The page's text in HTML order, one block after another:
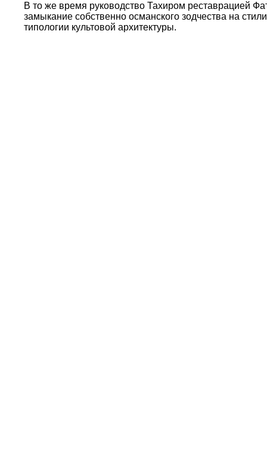
В то же время руководство Тахиром реставрацией
замыкание собственно османского зодчества на
типологии культовой архитектуры.